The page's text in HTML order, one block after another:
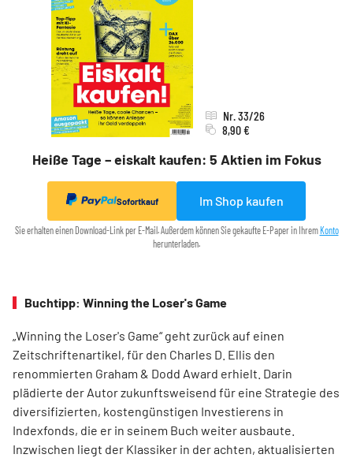
Heiße Tage – eiskalt kaufen: 5 Aktien im Fokus
Nr. 33/26
8,90 €
Sofortkauf Im Shop kaufen
Sie erhalten einen Download-Link per E-Mail. Außerdem können Sie gekaufte E-Paper in Ihrem Konto
herunterladen.
Buchtipp: Winning the Loser's Game
„Winning the Loser's Game“ geht zurück auf einen
Zeitschriftenartikel, für den Charles D. Ellis den
renommierten Graham & Dodd Award erhielt. Darin
plädierte der Autor zukunftsweisend für eine Strategie des
diversifizierten, kostengünstigen Investierens in
Indexfonds, die er in seinem Buch weiter ausbaute.
Inzwischen liegt der Klassiker in der achten, aktualisierten